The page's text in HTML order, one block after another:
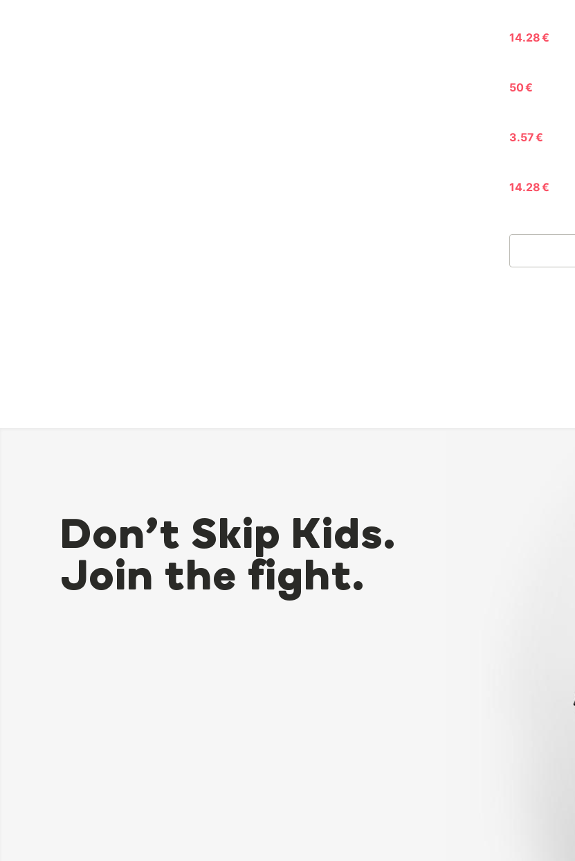
14.28 €
50 €
3.57 €
14.28 €
Don’t Skip Kids.
Join the fight.